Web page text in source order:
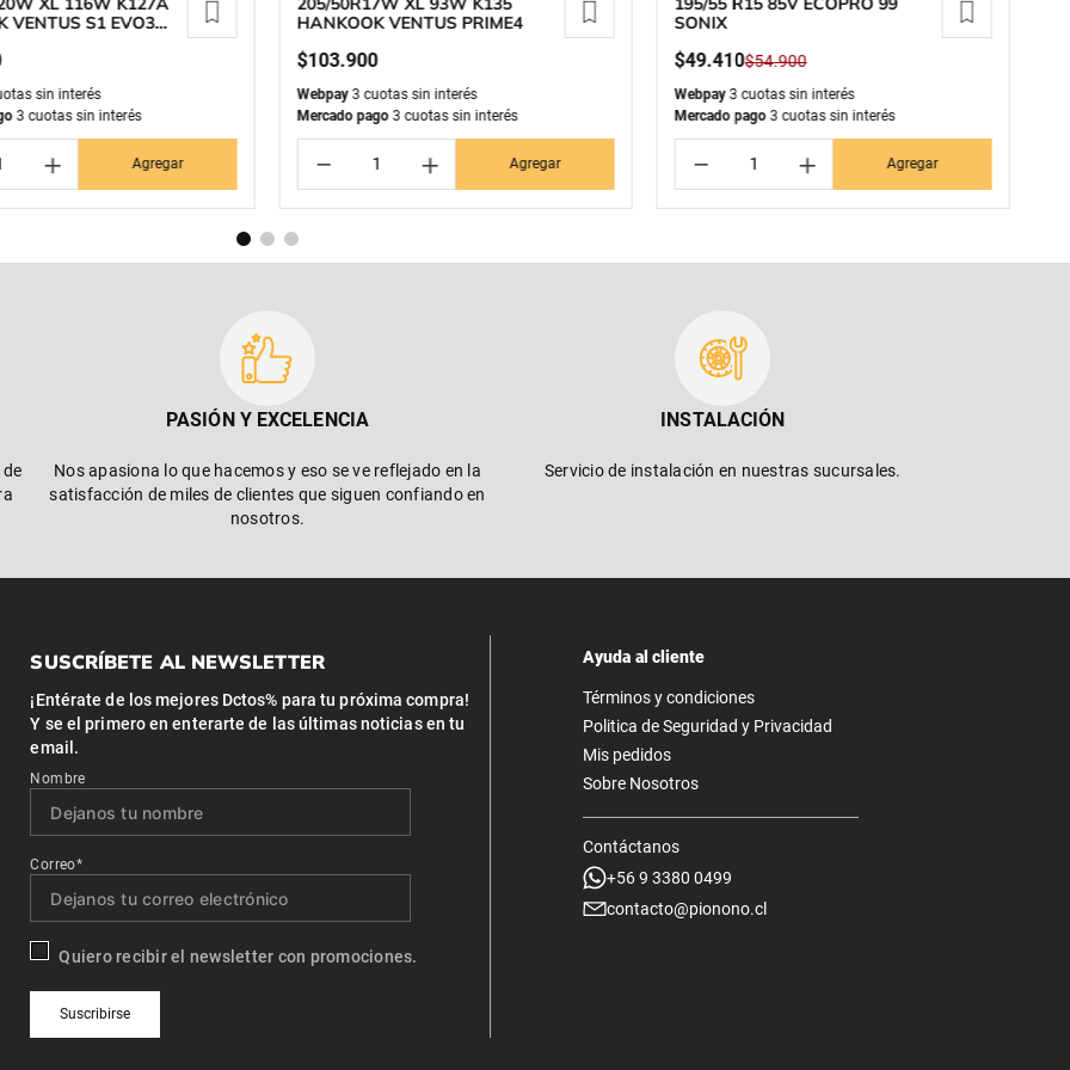
VENTUS S1 EVO3
sin interés
3 cuotas sin interés
＋ Agregar
HANKOOK VENTUS PRIME4
$103.900
Webpay 3 cuotas sin interés
Mercado pago 3 cuotas sin interés
＋
－ Agregar
SONIX
$49.410$54.900
Webpay3 cuotas sin interés
Mercado pago3 cuotas sin interés
＋
－ Agregar
PASIÓN Y EXCELENCIA
Nos apasiona lo que hacemos y eso se ve reflejado en la
satisfacción de miles de clientes que siguen confiando en
nosotros.
INSTALACIÓN
Servicio de instalación en nuestras sucursales.
SUSCRÍBETE AL NEWSLETTER
¡Entérate de los mejores Dctos% para tu próxima compra!
Y se el primero en enterarte de las últimas noticias en tu
email.
Nombre
Correo*
Quiero recibir el newsletter con promociones.
Suscribirse
Ayuda al cliente
Términos y condiciones
Politica de Seguridad y Privacidad
Mis pedidos
Sobre Nosotros
Contáctanos
+56 9 3380 0499
contacto@pionono.cl